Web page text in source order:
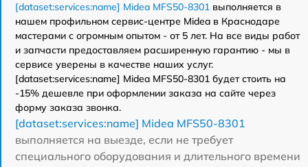
[dataset:services:name] Midea MFS50-8301 выполняется в
нашем профильном сервис-центре Midea в Краснодаре
мастерами с огромным опытом - от 5 лет. На все виды работ
и запчасти предоставляем расширенную гарантию - мы в
сервисе уверены в качестве наших услуг.
[dataset:services:name] Midea MFS50-8301 будет стоить на
-15% дешевле при оформлении заказа на сайте через
форму заказа звонка.
[dataset:services:name] Midea MFS50-8301
выполняется на выезде, если не требует
специального оборудования и длительного времени